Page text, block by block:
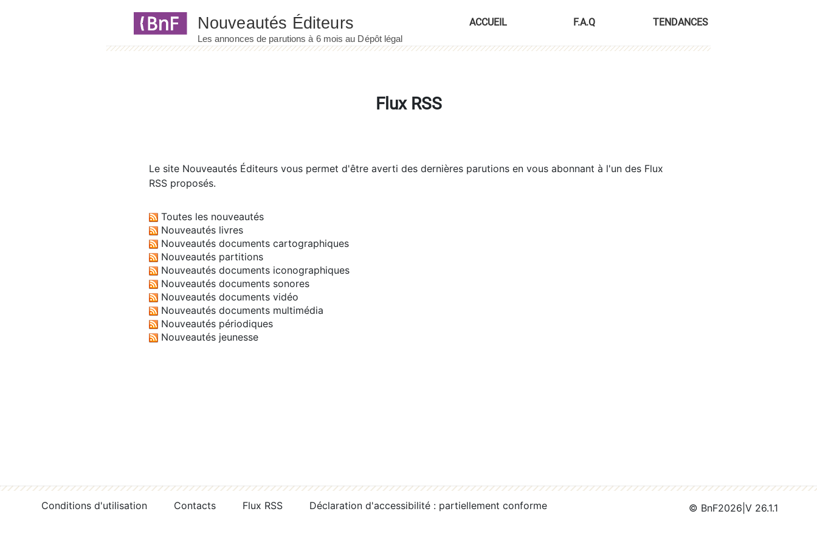
ACCUEIL F.A.Q TENDANCES
Flux RSS
Le site Nouveautés Éditeurs vous permet d'être averti des dernières parutions en vous abonnant à l'un des Flux
RSS proposés.
Toutes les nouveautés
Nouveautés livres
Nouveautés documents cartographiques
Nouveautés partitions
Nouveautés documents iconographiques
Nouveautés documents sonores
Nouveautés documents vidéo
Nouveautés documents multimédia
Nouveautés périodiques
Nouveautés jeunesse
Conditions d'utilisation Contacts Flux RSS Déclaration d'accessibilité : partiellement conforme © BnF2026 V 26.1.1